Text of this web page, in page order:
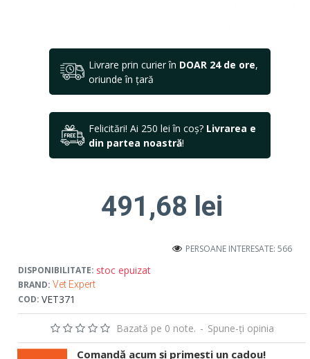
Livrare prin curier în DOAR 24 de ore,
oriunde în țară
Felicitări! Ai 250 lei în coș? Livrarea e
din partea noastră!
DISPONIBILITATE: stoc epuizat
BRAND: Vet Expert
COD: VET371
PERSOANE INTERESATE: 566
Bazată pe 0 note. - Spune-ţi opinia
491,68 lei
Comandă acum și primești un cadou!